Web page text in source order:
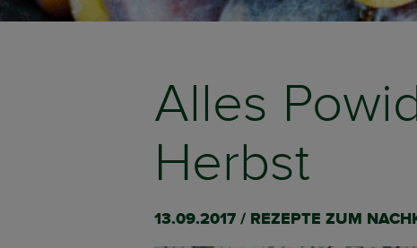
Alles
Herbst
13.09.2017 / REZEPTE ZUM